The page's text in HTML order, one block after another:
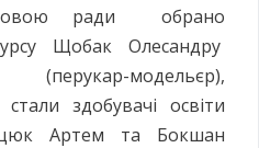
ради обрано
Щобак Олесандру
модельєр),
здобувачі освіти
Артем та Бокшан